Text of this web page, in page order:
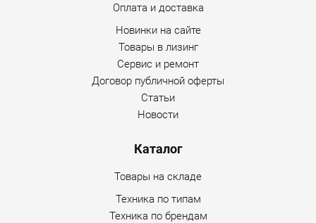
Оплата и доставка
Новинки на сайте
Товары в лизинг
Сервис и ремонт
Договор публичной оферты
Статьи
Новости
Каталог
Товары на складе
Техника по типам
Техника по брендам